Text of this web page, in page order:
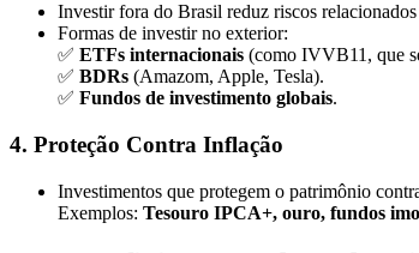
Investir fora do Brasil reduz riscos
Formas de investir no exterior:
✅ ETFs internacionais (como IVVB11, que
✅ BDRs (Amazom, Apple, Tesla).
✅ Fundos de investimento globais.
4. Proteção Contra Inflação
Investimentos que protegem o patrimônio
Exemplos: Tesouro IPCA+, ouro, fundos